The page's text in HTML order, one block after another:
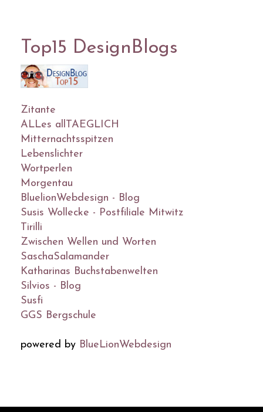
Top15 DesignBlogs
Zitante
ALLes allTAEGLICH
Mitternachtsspitzen
Lebenslichter
Wortperlen
Morgentau
BluelionWebdesign - Blog
Susis Wollecke - Postfiliale Mitwitz
Tirilli
Zwischen Wellen und Worten
SaschaSalamander
Katharinas Buchstabenwelten
Silvios - Blog
Susfi
GGS Bergschule
powered by BlueLionWebdesign